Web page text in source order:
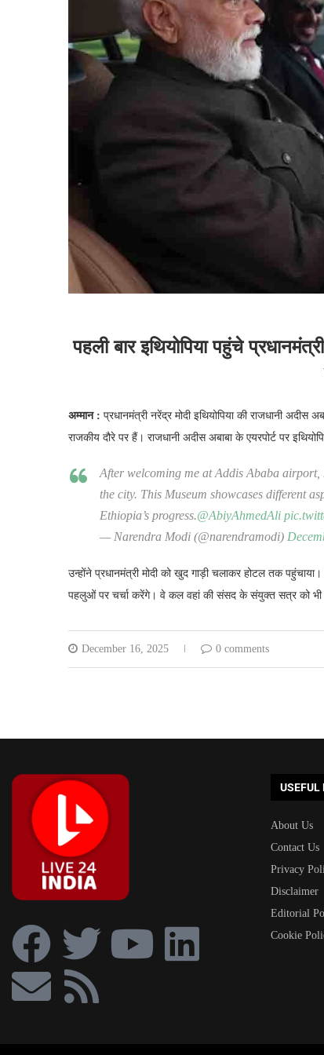
पहली बार इथियोपिया पहुंचे
अम्मान : प्रधानमंत्री नरेंद्र मोदी इथियोपिया की राजधानी अदीस
राजकीय दौरे पर हैं। राजधानी अदीस अबाबा के एयरपोर्ट पर
After welcoming me at Addis Ababa
the city. This Museum showcases different
Ethiopia’s progress.@AbiyAhmedAli
— Narendra Modi (@narendramodi)
उन्होंने प्रधानमंत्री मोदी को खुद गाड़ी चलाकर होटल तक पहुंचाया।
पहलुओं पर चर्चा करेंगे। वे कल वहां की संसद के संयुक्‍त सत्र को भी
December 16, 2025 0 comments
USEFUL
About Us
Contact Us
Privacy
Disclaimer
Editorial
Cookie